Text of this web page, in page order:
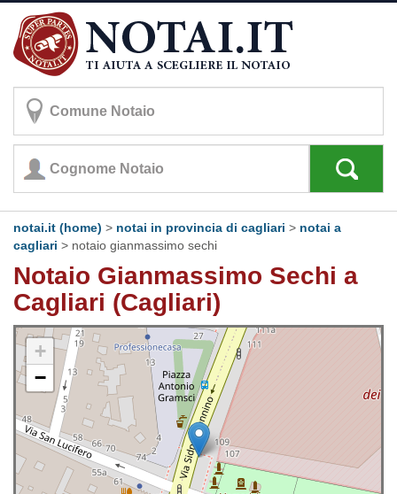
notai.it (home) > notai in provincia di cagliari > notai a
cagliari > notaio gianmassimo sechi
Notaio Gianmassimo Sechi a
Cagliari (Cagliari)
+
−